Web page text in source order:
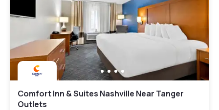
Comfort Inn & Suites Nashville Near Tanger
Outlets